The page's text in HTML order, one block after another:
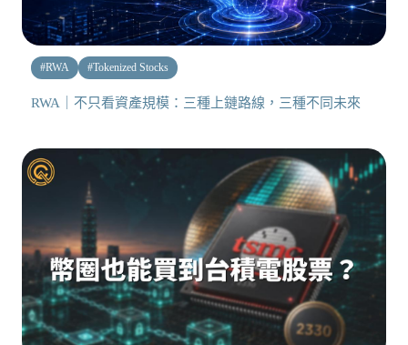
#RWA #Tokenized Stocks
RWA｜不只看資產規模：三種上鏈路線，三種不同未來